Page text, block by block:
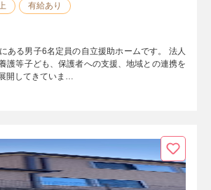
有給あり
ある男子6名定員の自立援助ホームです。 法人
護等子ども、保護者への支援、地域との連携を
開してきていま…